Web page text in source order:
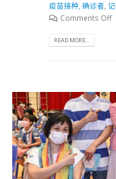
疫苗接种 确诊者
Comments Off
READ MORE...